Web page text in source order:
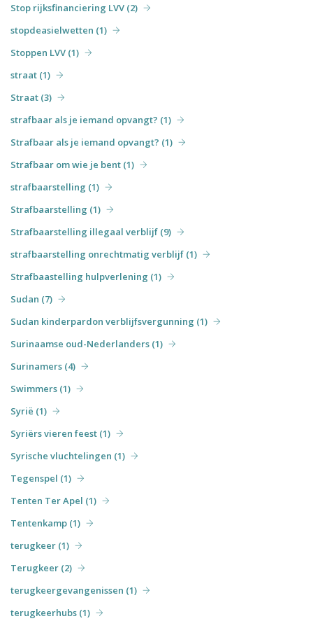
Stop rijksfinanciering LVV (2)
stopdeasielwetten (1)
Stoppen LVV (1)
straat (1)
Straat (3)
strafbaar als je iemand opvangt? (1)
Strafbaar als je iemand opvangt? (1)
Strafbaar om wie je bent (1)
strafbaarstelling (1)
Strafbaarstelling (1)
Strafbaarstelling illegaal verblijf (9)
strafbaarstelling onrechtmatig verblijf (1)
Strafbaastelling hulpverlening (1)
Sudan (7)
Sudan kinderpardon verblijfsvergunning (1)
Surinaamse oud-Nederlanders (1)
Surinamers (4)
Swimmers (1)
Syrië (1)
Syriërs vieren feest (1)
Syrische vluchtelingen (1)
Tegenspel (1)
Tenten Ter Apel (1)
Tentenkamp (1)
terugkeer (1)
Terugkeer (2)
terugkeergevangenissen (1)
terugkeerhubs (1)